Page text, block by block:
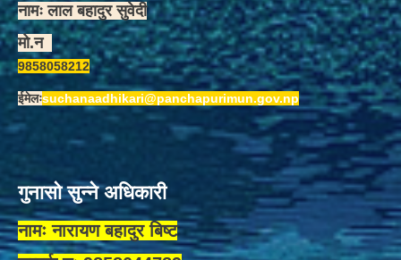
नामः लाल बहादुर सुवेदी
मो.न
9858058212
ईमेलःsuchanaadhikari@panchapurimun.gov.np
गुनासो सुन्ने अधिकारी
नामः नारायण बहादुर बिष्ट